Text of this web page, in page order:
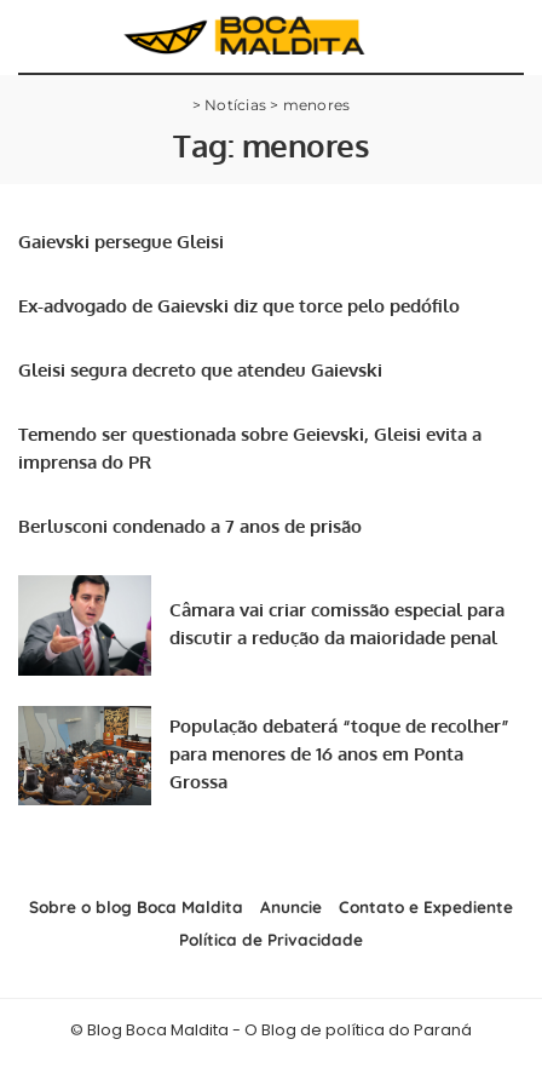
> Notícias> menores
Tag: menores
Gaievski persegue Gleisi
Ex-advogado de Gaievski diz que torce pelo pedófilo
Gleisi segura decreto que atendeu Gaievski
Temendo ser questionada sobre Geievski, Gleisi evita a
imprensa do PR
Berlusconi condenado a 7 anos de prisão
Câmara vai criar comissão especial para
discutir a redução da maioridade penal
População debaterá “toque de recolher”
para menores de 16 anos em Ponta
Grossa
Sobre o blog Boca Maldita Anuncie
Contato e Expediente
Política de Privacidade
© Blog Boca Maldita - O Blog de política do Paraná